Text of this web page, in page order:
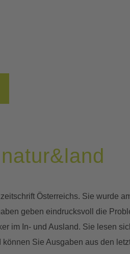
Österreichs. Sie wurde
geben eindrucksvoll die
im In- und Ausland. Sie lesen
Sie Ausgaben aus den